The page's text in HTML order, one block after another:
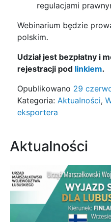
regulacjami
Webinarium będzie
polskim.
Udział jest bezpłatny i
rejestracji pod linkiem.
Opublikowano 29
Kategoria: Aktualności,
eksportera
Aktualności